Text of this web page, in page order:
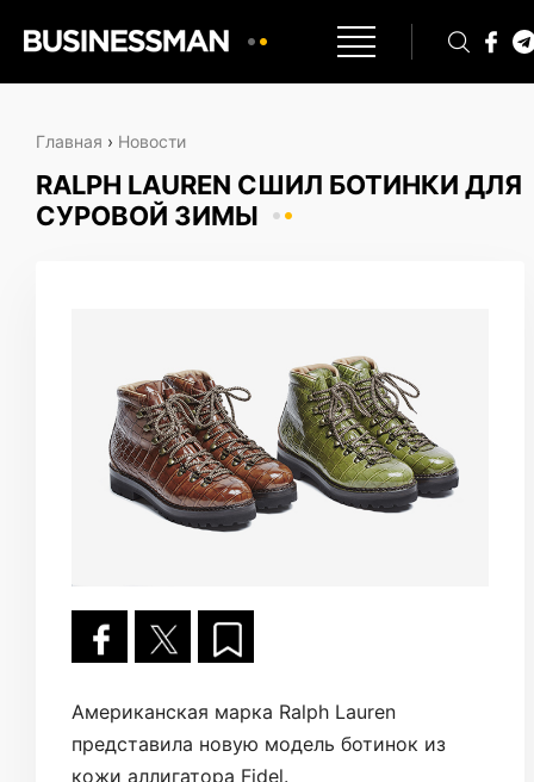
Главная › Новости
RALPH LAUREN СШИЛ БОТИНКИ ДЛЯ
СУРОВОЙ ЗИМЫ
Американская марка Ralph Lauren
представила новую модель ботинок из
кожи аллигатора Fidel.